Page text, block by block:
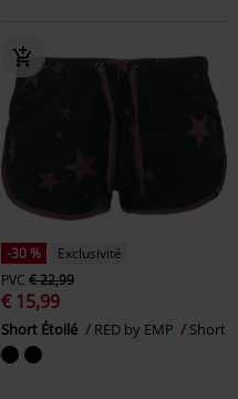
-30 %
Exclusivité
PVC € 22,99
€ 15,99
Short Étoilé RED by EMP Short